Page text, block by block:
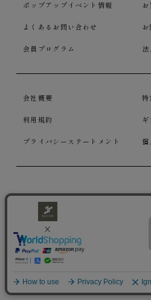
ポップアップイベント情報
よくあるお問い合わせ
会員プログラム
会社概要 特
利用規約
プライバシーステートメント
成功する装いを提